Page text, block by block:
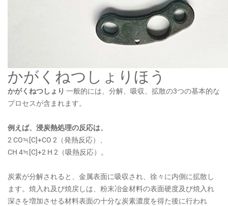
かがくねつしょりほう
かがくねつしょり 一般的には、分解、吸収、拡散の3つの基本的な
プロセスが含まれます。
例えば、浸炭熱処理の反応は、
2 CO≒[C]+CO 2（発熱反応）、
CH 4≒[C]+2 H 2（吸熱反応）。
炭素が分解されると、金属表面に吸収され、徐々に内側に拡散し
ます。焼入れ及び焼戻しは、粉末冶金材料の表面硬度及び焼入れ
深さを増加させる材料表面の十分な炭素濃度を得た後に行われ